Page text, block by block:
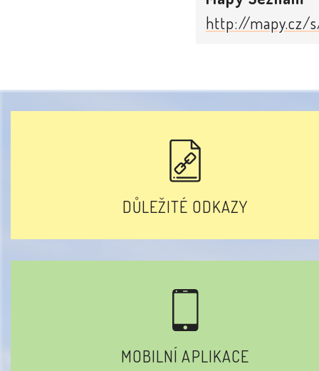
http://mapy.cz/
DŮLEŽITÉ ODKAZY
MOBILNÍ APLIKACE